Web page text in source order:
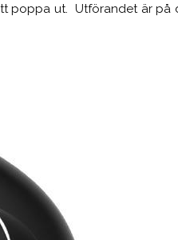
poppa ut. Utförandet är på